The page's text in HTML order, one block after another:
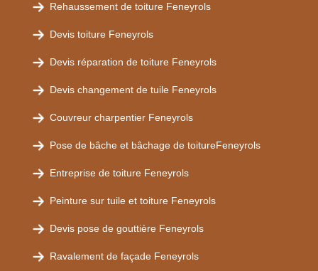
Rehaussement de toiture Feneyrols
Devis toiture Feneyrols
Devis réparation de toiture Feneyrols
Devis changement de tuile Feneyrols
Couvreur charpentier Feneyrols
Pose de bâche et bâchage de toitureFeneyrols
Entreprise de toiture Feneyrols
Peinture sur tuile et toiture Feneyrols
Devis pose de gouttière Feneyrols
Ravalement de façade Feneyrols